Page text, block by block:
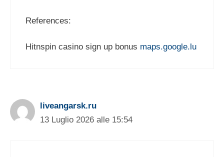
References:
Hitnspin casino sign up bonus maps.google.lu
liveangarsk.ru
13 Luglio 2026 alle 15:54